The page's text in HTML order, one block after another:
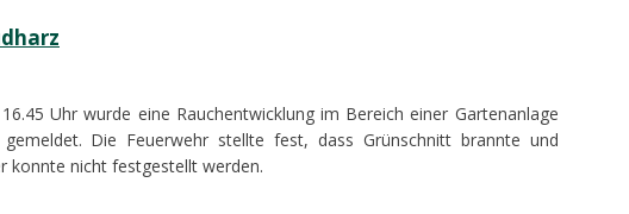
Uhr wurde eine Rauchentwicklung im Bereich einer Gartenanlage
Die Feuerwehr stellte fest, dass Grünschnitt brannte und
konnte nicht festgestellt werden.